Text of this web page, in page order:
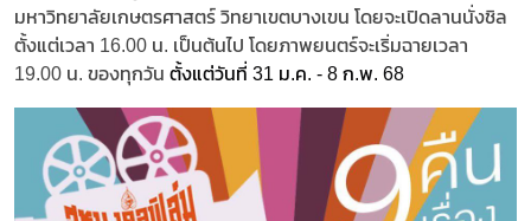
มหาวิทยาลัยเกษตรศาสตร์ วิทยาเขตบางเขน โดยจะเปิดลานนั่งชิล
ตั้งแต่เวลา 16.00 น. เป็นต้นไป โดยภาพยนตร์จะเริ่มฉายเวลา
19.00 น. ของทุกวัน ตั้งแต่วันที่ 31 ม.ค. - 8 ก.พ. 68